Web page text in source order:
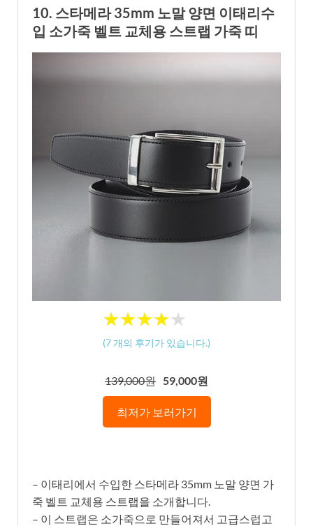
10. 스타메라 35mm 노말 양면 이태리수
입 소가죽 벨트 교체용 스트랩 가죽 띠
★★★★★
★★★★★
(7 개의 후기가 있습니다.)
139,000원 59,000원
최저가 보러가기
– 이태리에서 수입한 스타메라 35mm 노말 양면 가
죽 벨트 교체용 스트랩을 소개합니다.
– 이 스트랩은 소가죽으로 만들어져서 고급스럽고